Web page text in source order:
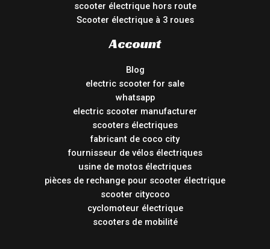
scooter électrique hors route
Scooter électrique à 3 roues
Account
Blog
electric scooter for sale
whatsapp
electric scooter manufacturer
scooters électriques
fabricant de coco city
fournisseur de vélos électriques
usine de motos électriques
pièces de rechange pour scooter électrique
scooter citycoco
cyclomoteur électrique
scooters de mobilité